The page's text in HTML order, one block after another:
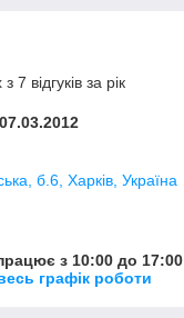
7 відгуків за рік
б.6, Харків, Україна
з 10:00 до 17:00
графік роботи